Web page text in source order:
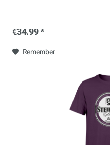
€34.99 *
Remember